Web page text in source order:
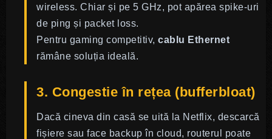
wireless. Chiar și pe 5 GHz, pot apărea spike-uri
de ping și packet loss.
Pentru gaming competitiv, cablu Ethernet
rămâne soluția ideală.
3. Congestie în rețea (bufferbloat)
Dacă cineva din casă se uită la Netflix, descarcă
fișiere sau face backup în cloud, routerul poate